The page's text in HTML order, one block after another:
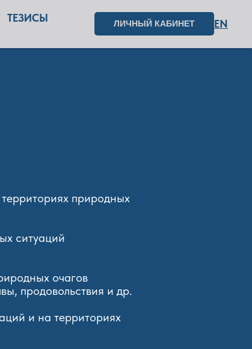
ТЕЗИСЫ
ЛИЧНЫЙ КАБИНЕТ EN
природных
ситуаций
очагов
продовольствия и др.
и на территориях